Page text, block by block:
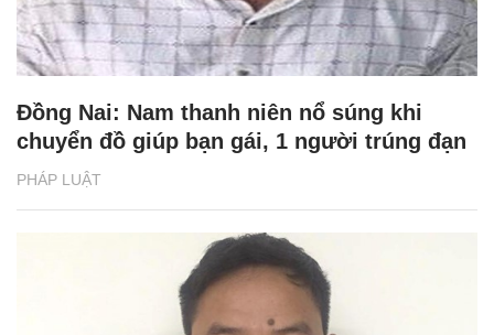
PHÁP LUẬT
Đồng Nai: Nam thanh niên nổ súng khi
chuyển đồ giúp bạn gái, 1 người trúng đạn